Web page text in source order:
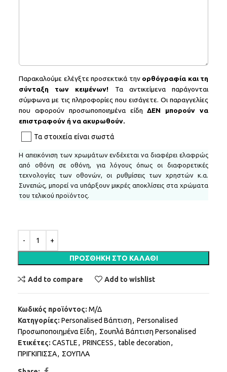
Παρακαλούμε ελέγξτε προσεκτικά την ορθόγραφία και τη
σύνταξη των κειμένων! Τα αντικείμενα παράγονται
σύμφωνα με τις πληροφορίες που εισάγετε. Οι παραγγελίες
που αφορούν προσωποποιημένα είδηΔΕΝ μπορούν να
επιστραφούν ή να ακυρωθούν.
Τα στοιχεία είναι σωστά
H απεικόνιση των χρωμάτων ενδέχεται να διαφέρει ελαφρώς
από οθόνη σε οθόνη, για λόγους όπως οι διαφορετικές
τεχνολογίες των οθονών, οι ρυθμίσεις των χρηστών κ.α.
Συνεπώς, μπορεί να υπάρξουν μικρές αποκλίσεις στα χρώματα
του τελικού προϊόντος.
ΠΡΟΣΘΉΚΗ ΣΤΟ ΚΑΛΆΘΙ
Add to compare Add to wishlist
Κωδικός προϊόντος: Μ/Δ
Κατηγορίες: Personalised Βάπτιση, Personalised
Προσωποποιημένα Είδη, Σουπλά Βάπτιση Personalised
Ετικέτες: CASTLE, PRINCESS, table decoration,
ΠΡΙΓΚΙΠΙΣΣΑ, ΣΟΥΠΛΑ